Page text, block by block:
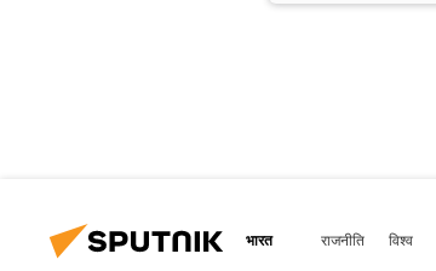
भारत राजनीति विश्व